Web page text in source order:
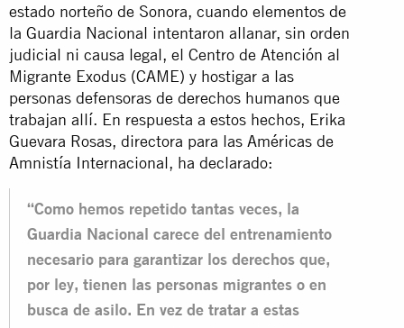
estado norteño de Sonora, cuando elementos de
la Guardia Nacional intentaron allanar, sin orden
judicial ni causa legal, el Centro de Atención al
Migrante Exodus (CAME) y hostigar a las
personas defensoras de derechos humanos que
trabajan allí. En respuesta a estos hechos, Erika
Guevara Rosas, directora para las Américas de
Amnistía Internacional, ha declarado:
“Como hemos repetido tantas veces, la
Guardia Nacional carece del entrenamiento
necesario para garantizar los derechos que,
por ley, tienen las personas migrantes o en
busca de asilo. En vez de tratar a estas